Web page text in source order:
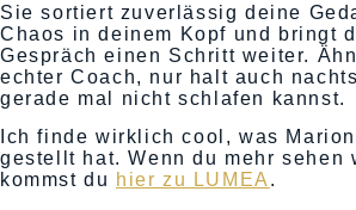
Sie sortiert zuverlässig deine
Chaos in deinem Kopf und bringt
Gespräch einen Schritt weiter.
echter Coach, nur halt auch
gerade mal nicht schlafen kannst.
Ich finde wirklich cool, was
gestellt hat. Wenn du mehr sehen
kommst du hier zu LUMEA .